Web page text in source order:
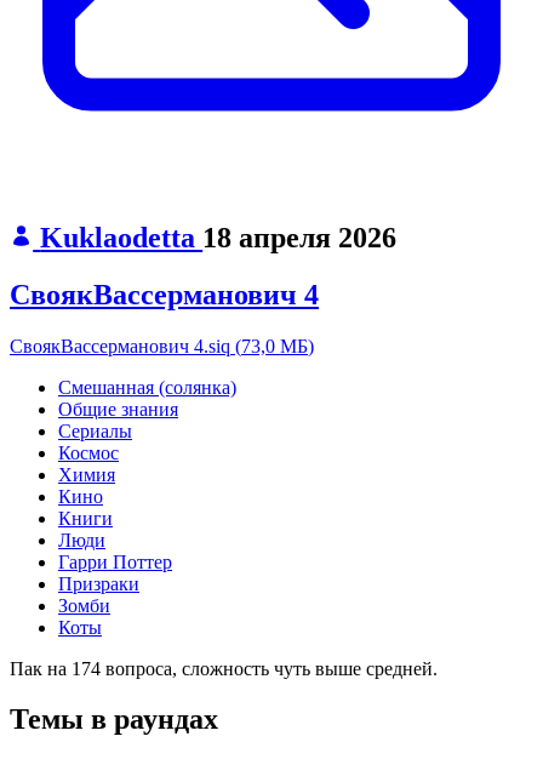
Kuklaodetta 18 апреля 2026
СвоякВассерманович 4
СвоякВассерманович 4.siq (73,0 МБ)
Смешанная (солянка)
Общие знания
Сериалы
Космос
Химия
Кино
Книги
Люди
Гарри Поттер
Призраки
Зомби
Коты
Пак на 174 вопроса, сложность чуть выше средней.
Темы в раундах